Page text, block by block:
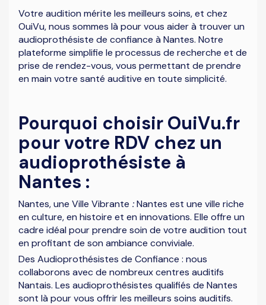
Votre audition mérite les meilleurs soins, et chez
OuiVu, nous sommes là pour vous aider à trouver un
audioprothésiste de confiance à Nantes. Notre
plateforme simplifie le processus de recherche et de
prise de rendez-vous, vous permettant de prendre
en main votre santé auditive en toute simplicité.
Pourquoi choisir OuiVu.fr
pour votre RDV chez un
audioprothésiste à
Nantes :
Nantes, une Ville Vibrante :Nantes est une ville riche
en culture, en histoire et en innovations. Elle offre un
cadre idéal pour prendre soin de votre audition tout
en profitant de son ambiance conviviale.
Des Audioprothésistes de Confiance : nous
collaborons avec de nombreux centres auditifs
Nantais. Les audioprothésistes qualifiés de Nantes
sont là pour vous offrir les meilleurs soins auditifs.